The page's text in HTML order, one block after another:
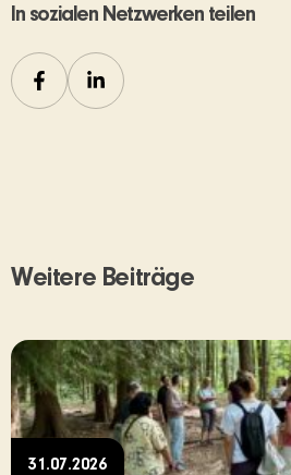
In sozialen Netzwerken teilen
Weitere Beiträge
31.07.2026